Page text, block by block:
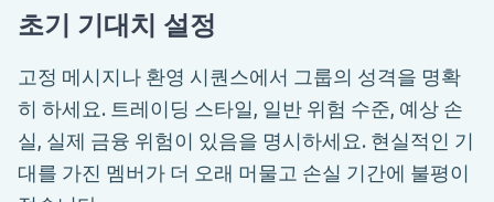
초기 기대치 설정
고정 메시지나 환영 시퀀스에서 그룹의 성격을 명확
히 하세요. 트레이딩 스타일, 일반 위험 수준, 예상 손
실, 실제 금융 위험이 있음을 명시하세요. 현실적인 기
대를 가진 멤버가 더 오래 머물고 손실 기간에 불평이